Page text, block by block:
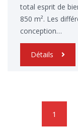
total esprit de
850 m². Les
conception…
Détails
1